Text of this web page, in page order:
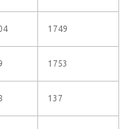
1749
1753
137